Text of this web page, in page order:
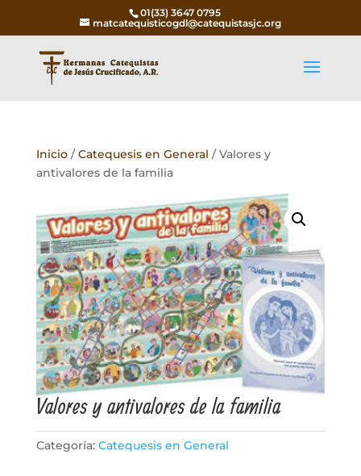
01(33) 3647 0795
matcatequisticogdl@catequistasjc.org
Inicio/Catequesis en General / Valores y
antivalores de la familia
Valores y antivalores de la familia
Categoría: Catequesis en General